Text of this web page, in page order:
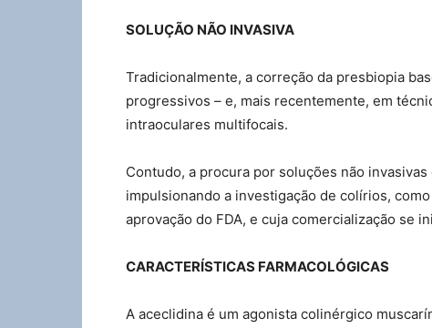
SOLUÇÃO NÃO INVASIVA
Tradicionalmente, a correção da presbiopia
progressivos – e, mais recentemente, em
intraoculares multifocais.
Contudo, a procura por soluções não
impulsionando a investigação de colírios,
aprovação do FDA, e cuja comercialização se
CARACTERÍSTICAS FARMACOLÓGICAS
A aceclidina é um agonista colinérgico